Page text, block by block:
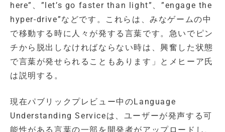
here”、”let’s go faster than light”、”engage the
hyper-drive”などです。これらは、みなゲームの中
で移動する時に人々が発する言葉です。急いでピン
チから脱出しなければならない時は、興奮した状態
で言葉が発せられることもあります」とメヒーア氏
は説明する。
現在パブリックプレビュー中のLanguage
Understanding Serviceは、ユーザーが発声する可
能性がある言葉の一部を開発者がアップロードし、